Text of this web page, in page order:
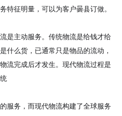
特征明量，可以为客户曇县订做。
是主动服务。传统物流是给钱才给
什么货，已通常只是物品的流动，
流完成后才发生。现代物流过程是
服务，而现代物流构建了全球服务